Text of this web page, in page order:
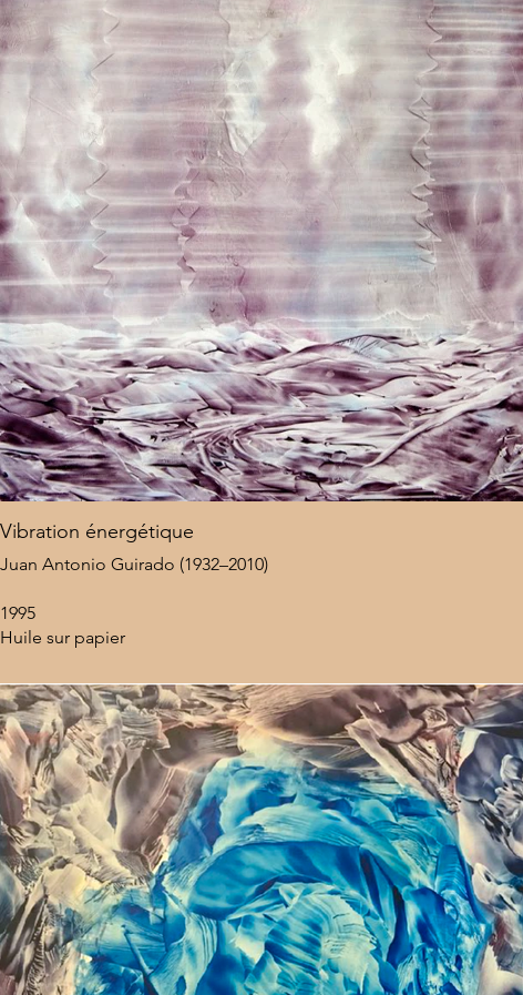
Estimation (2016) : 15 000 €
7 000 $
Vibration énergétique
Juan Antonio Guirado (1932–2010)
1995
Huile sur papier
Dimensions : 50 x 64 cm
N° de catalogue : JAG P/1
Provenance : Coral Gables Museum (Miami, États-Unis)
Localisation : États-Unis
Encadrement : Non encadré
8 000 $